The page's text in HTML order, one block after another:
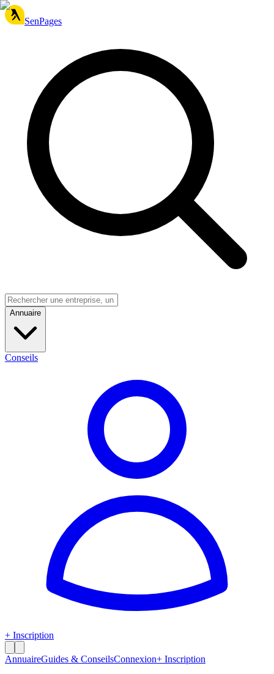
SenPages
Annuaire
Conseils
+ Inscription
AnnuaireGuides & ConseilsConnexion+ Inscription